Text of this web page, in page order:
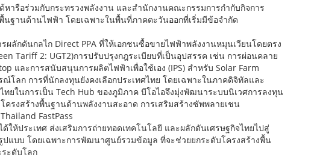
ารือร่วมกับกระทรวงพลังงาน และสำนักงานคณะกรรมการกำกับกิจการ
นฐานด้านไฟฟ้า โดยเฉพาะในพื้นที่ภาคตะวันออกที่เริ่มมีข้อจำกัด
ผลักดันกลไก Direct PPA ที่ให้เอกชนซื้อขายไฟฟ้าพลังงานหมุนเวียนโดยตรง
Tariff 2: UGT2)การปรับปรุงกฎระเบียบที่เป็นอุปสรรค เช่น การผ่อนคลาย
และการสนับสนุนการผลิตไฟฟ้าเพื่อใช้เอง (IPS) สำหรับ Solar Farm
ลก การที่นักลงทุนยังคงเลือกประเทศไทย โดยเฉพาะในภาคดิจิทัลและ
ยในการเป็น Tech Hub ของภูมิภาค บีโอไอจึงมุ่งพัฒนาระบบนิเวศการลงทุน
รงสร้างพื้นฐานด้านพลังงานสะอาด การเสริมสร้างซัพพลายเชน
FastPass
ห้ประเทศ ส่งเสริมการถ่ายทอดเทคโนโลยี และผลักดันเศรษฐกิจไทยไปสู่
ปแบบ โดยเฉพาะการพัฒนาศูนย์รวมข้อมูล ที่จะช่วยยกระดับโครงสร้างพื้น
ะดับโลก